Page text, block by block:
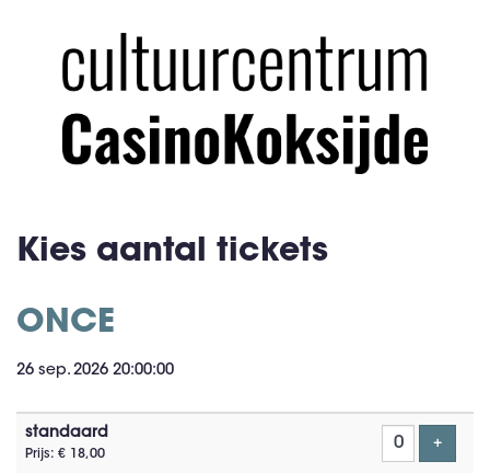
Kies aantal tickets
ONCE
26 sep. 2026 20:00:00
Aantal
standaard
Prijs: € 18,00
+Voeg